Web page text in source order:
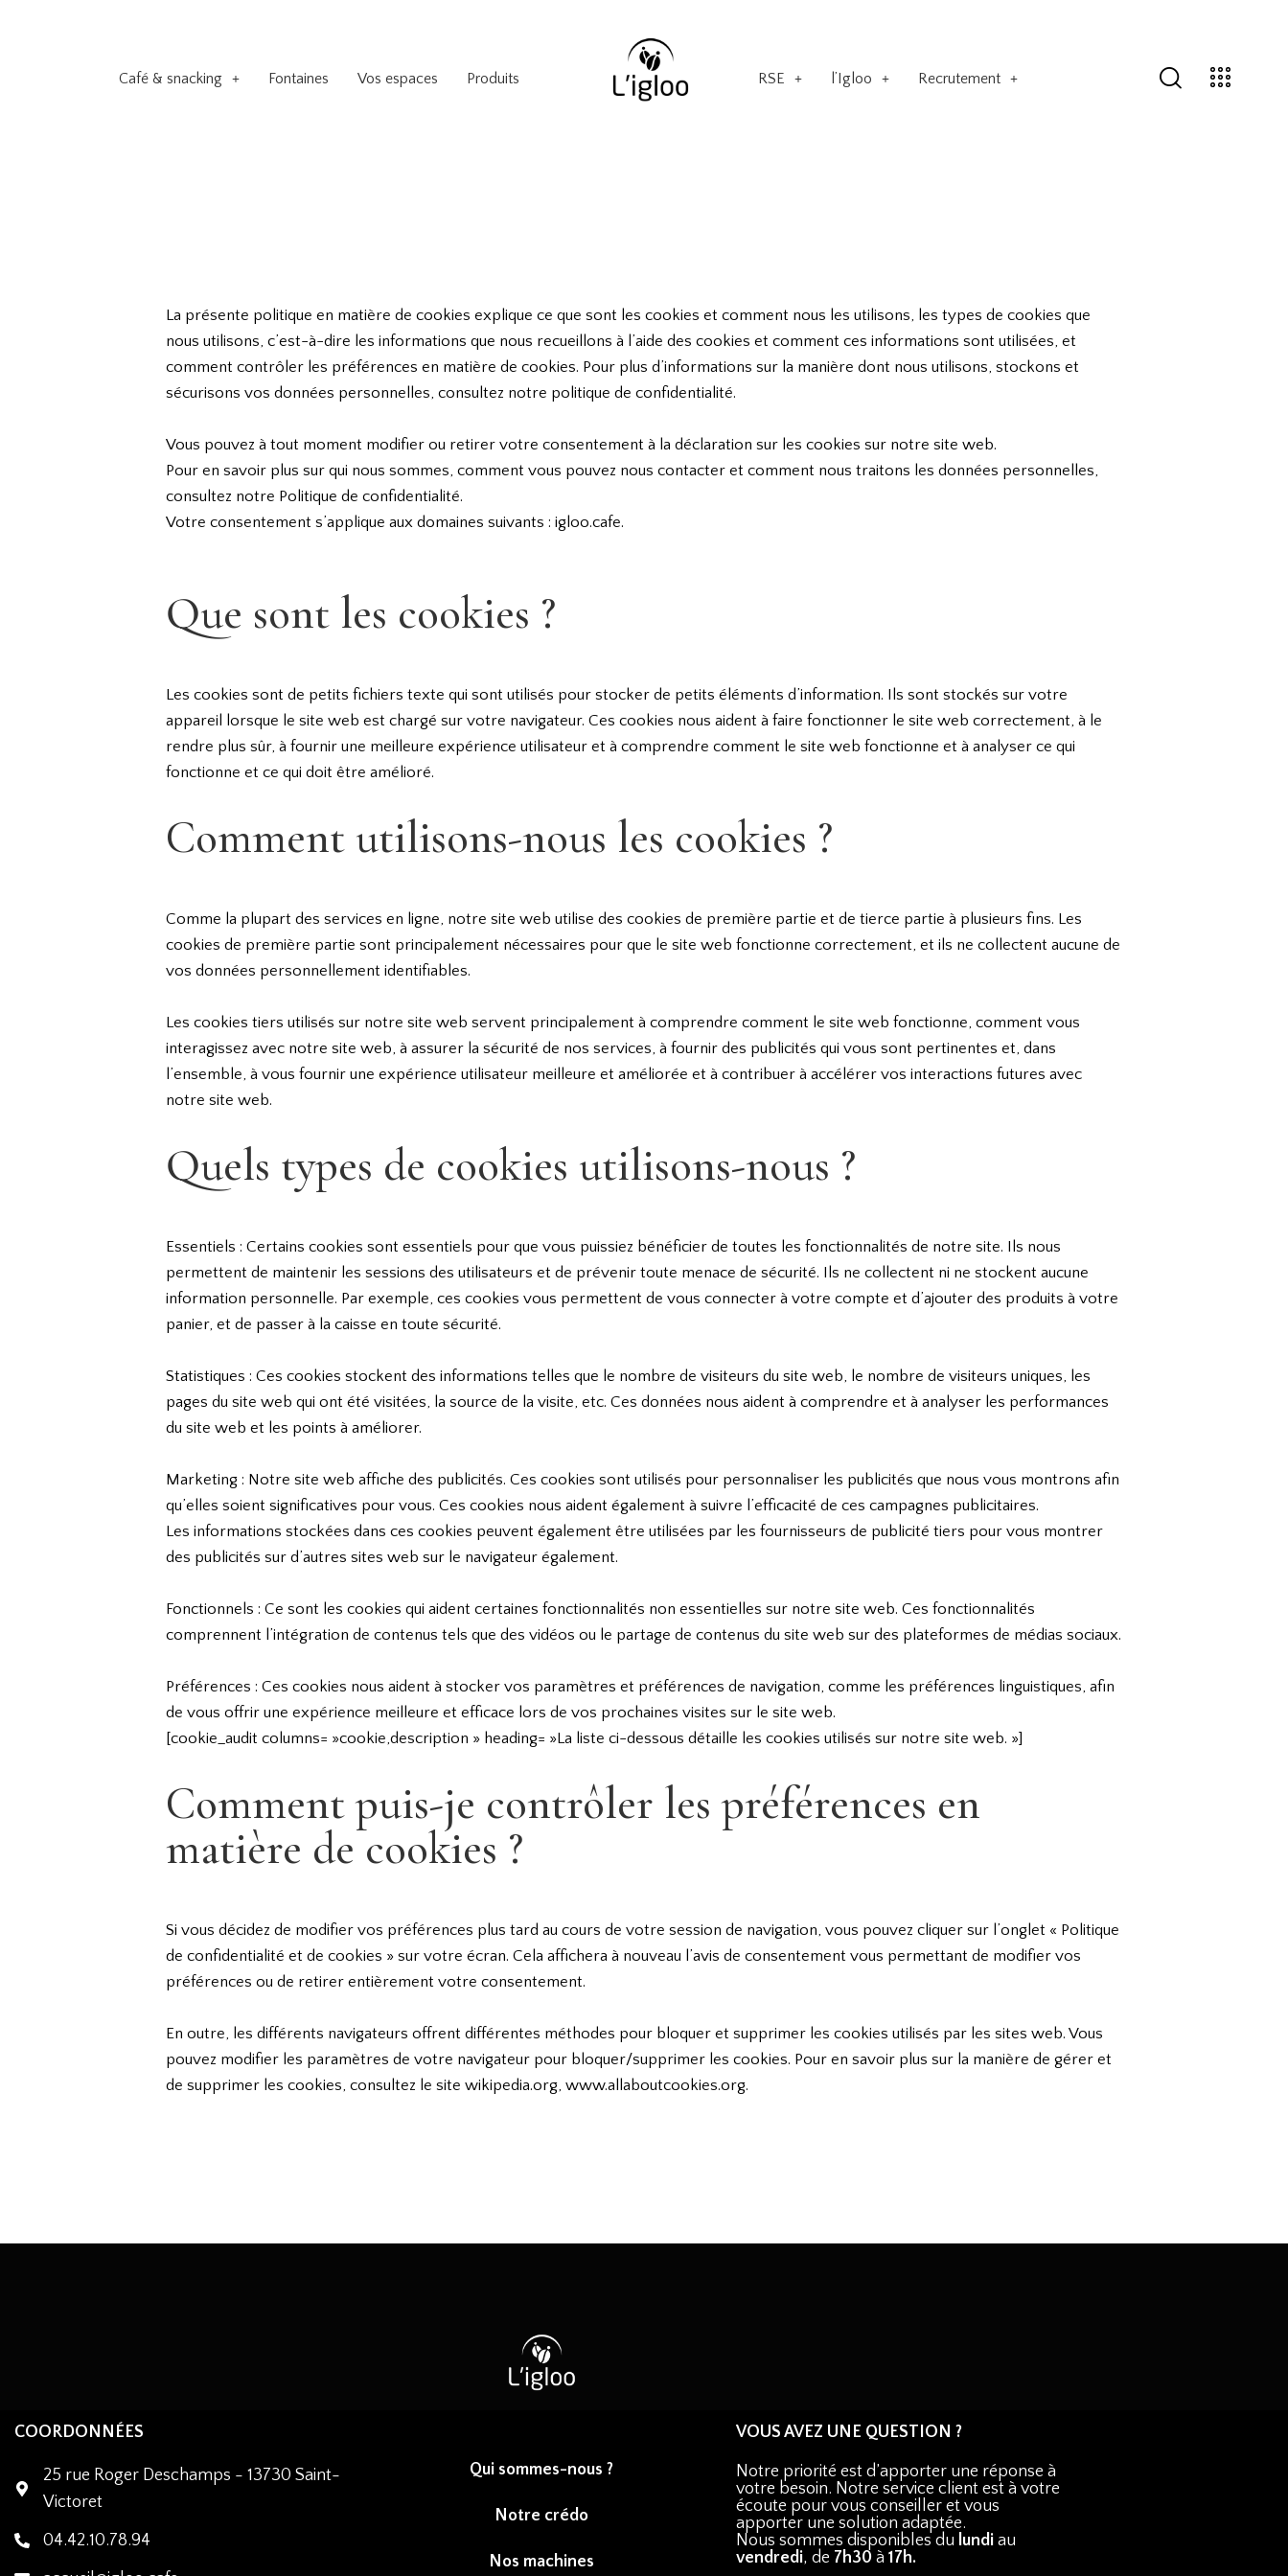
Café & snacking Fontaines Vos espaces Produits RSE l’Igloo Recrutement
La présente politique en matière de cookies explique ce que sont les cookies et comment nous les utilisons, les types de cookies que
nous utilisons, c’est-à-dire les informations que nous recueillons à l’aide des cookies et comment ces informations sont utilisées, et
comment contrôler les préférences en matière de cookies. Pour plus d’informations sur la manière dont nous utilisons, stockons et
sécurisons vos données personnelles, consultez notre politique de confidentialité.
Vous pouvez à tout moment modifier ou retirer votre consentement à la déclaration sur les cookies sur notre site web.
Pour en savoir plus sur qui nous sommes, comment vous pouvez nous contacter et comment nous traitons les données personnelles,
consultez notre Politique de confidentialité.
Votre consentement s’applique aux domaines suivants : igloo.cafe.
Que sont les cookies ?
Les cookies sont de petits fichiers texte qui sont utilisés pour stocker de petits éléments d’information. Ils sont stockés sur votre
appareil lorsque le site web est chargé sur votre navigateur. Ces cookies nous aident à faire fonctionner le site web correctement, à le
rendre plus sûr, à fournir une meilleure expérience utilisateur et à comprendre comment le site web fonctionne et à analyser ce qui
fonctionne et ce qui doit être amélioré.
Comment utilisons-nous les cookies ?
Comme la plupart des services en ligne, notre site web utilise des cookies de première partie et de tierce partie à plusieurs fins. Les
cookies de première partie sont principalement nécessaires pour que le site web fonctionne correctement, et ils ne collectent aucune de
vos données personnellement identifiables.
Les cookies tiers utilisés sur notre site web servent principalement à comprendre comment le site web fonctionne, comment vous
interagissez avec notre site web, à assurer la sécurité de nos services, à fournir des publicités qui vous sont pertinentes et, dans
l’ensemble, à vous fournir une expérience utilisateur meilleure et améliorée et à contribuer à accélérer vos interactions futures avec
notre site web.
Quels types de cookies utilisons-nous ?
Essentiels : Certains cookies sont essentiels pour que vous puissiez bénéficier de toutes les fonctionnalités de notre site. Ils nous
permettent de maintenir les sessions des utilisateurs et de prévenir toute menace de sécurité. Ils ne collectent ni ne stockent aucune
information personnelle. Par exemple, ces cookies vous permettent de vous connecter à votre compte et d’ajouter des produits à votre
panier, et de passer à la caisse en toute sécurité.
Statistiques : Ces cookies stockent des informations telles que le nombre de visiteurs du site web, le nombre de visiteurs uniques, les
pages du site web qui ont été visitées, la source de la visite, etc. Ces données nous aident à comprendre et à analyser les performances
du site web et les points à améliorer.
Marketing : Notre site web affiche des publicités. Ces cookies sont utilisés pour personnaliser les publicités que nous vous montrons afin
qu’elles soient significatives pour vous. Ces cookies nous aident également à suivre l’efficacité de ces campagnes publicitaires.
Les informations stockées dans ces cookies peuvent également être utilisées par les fournisseurs de publicité tiers pour vous montrer
des publicités sur d’autres sites web sur le navigateur également.
Fonctionnels : Ce sont les cookies qui aident certaines fonctionnalités non essentielles sur notre site web. Ces fonctionnalités
comprennent l’intégration de contenus tels que des vidéos ou le partage de contenus du site web sur des plateformes de médias sociaux.
Préférences : Ces cookies nous aident à stocker vos paramètres et préférences de navigation, comme les préférences linguistiques, afin
de vous offrir une expérience meilleure et efficace lors de vos prochaines visites sur le site web.
[cookie_audit columns= »cookie,description » heading= »La liste ci-dessous détaille les cookies utilisés sur notre site web. »]
Comment puis-je contrôler les préférences en
matière de cookies ?
Si vous décidez de modifier vos préférences plus tard au cours de votre session de navigation, vous pouvez cliquer sur l’onglet « Politique
de confidentialité et de cookies » sur votre écran. Cela affichera à nouveau l’avis de consentement vous permettant de modifier vos
préférences ou de retirer entièrement votre consentement.
En outre, les différents navigateurs offrent différentes méthodes pour bloquer et supprimer les cookies utilisés par les sites web. Vous
pouvez modifier les paramètres de votre navigateur pour bloquer/supprimer les cookies. Pour en savoir plus sur la manière de gérer et
de supprimer les cookies, consultez le site wikipedia.org, www.allaboutcookies.org.
COORDONNÉES
25 rue Roger Deschamps - 13730 Saint-
Victoret
04.42.10.78.94
Qui sommes-nous ?
Notre crédo
Nos machines
VOUS AVEZ UNE QUESTION ?
Notre priorité est d’apporter une réponse à
votre besoin. Notre service client est à votre
écoute pour vous conseiller et vous
apporter une solution adaptée.
Nous sommes disponibles du lundi au
vendredi, de 7h30 à17h.